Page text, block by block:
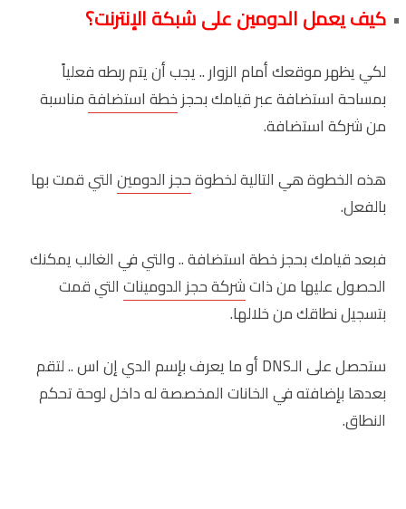
كيف يعمل الدومين على شبكة الإنترنت؟
لكي يظهر موقعك أمام الزوار .. يجب أن يتم ربطه فعلياً
بمساحة استضافة عبر قيامك بحجزخطة استضافةمناسبة
من شركة استضافة.
هذه الخطوة هي التالية لخطوةحجز الدومينالتي قمت بها
بالفعل.
فبعد قيامك بحجز خطة استضافة .. والتي في الغالب يمكنك
الحصول عليها من ذاتشركة حجز الدوميناتالتي قمت
بتسجيل نطاقك من خلالها.
ستحصل على الـDNS أو ما يعرف بإسم الدي إن اس .. لتقم
بعدها بإضافته في الخانات المخصصة له داخل لوحة تحكم
النطاق.